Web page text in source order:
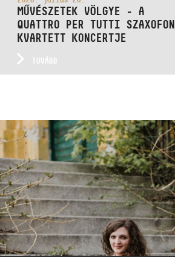
MŰVÉSZETEK VÖLGYE - A
QUATTRO PER TUTTI SZAXOFON
KVARTETT KONCERTJE
TOVÁBB